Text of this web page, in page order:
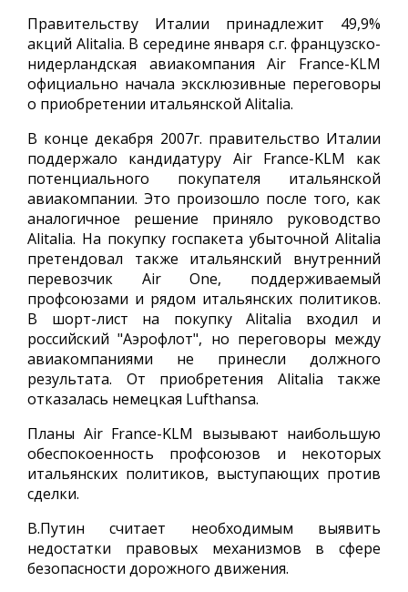
Правительству Италии принадлежит 49,9%
акций Alitalia. В середине января с.г. французско-
нидерландская авиакомпания Air France-KLM
официально начала эксклюзивные переговоры
о приобретении итальянской Alitalia.
В конце декабря 2007г. правительство Италии
поддержало кандидатуру Air France-KLM как
потенциального покупателя итальянской
авиакомпании. Это произошло после того, как
аналогичное решение приняло руководство
Alitalia. На покупку госпакета убыточной Alitalia
претендовал также итальянский внутренний
перевозчик Air One, поддерживаемый
профсоюзами и рядом итальянских политиков.
В шорт-лист на покупку Alitalia входил и
российский "Аэрофлот", но переговоры между
авиакомпаниями не принесли должного
результата. От приобретения Alitalia также
отказалась немецкая Lufthansa.
Планы Air France-KLM вызывают наибольшую
обеспокоенность профсоюзов и некоторых
итальянских политиков, выступающих против
сделки.
В.Путин считает необходимым выявить
недостатки правовых механизмов в сфере
безопасности дорожного движения.